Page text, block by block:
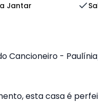
Jantar
Cancioneiro -
esta casa é